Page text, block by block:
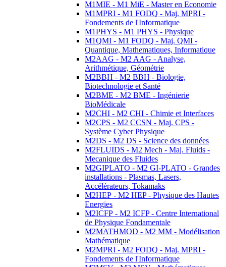
M1MIE - M1 MiE - Master en Economie
M1MPRI - M1 FODQ - Maj. MPRI -
Fondements de l'Informatique
M1PHYS - M1 PHYS - Physique
M1QMI - M1 FODQ - Maj. QMI -
Quantique, Mathematiques, Informatique
M2AAG - M2 AAG - Analyse,
Arithmétique, Géométrie
M2BBH - M2 BBH - Biologie,
Biotechnologie et Santé
M2BME - M2 BME - Ingénierie
BioMédicale
M2CHI - M2 CHI - Chimie et Interfaces
M2CPS - M2 CCSN - Maj. CPS -
Système Cyber Physique
M2DS - M2 DS - Science des données
M2FLUIDS - M2 Mech - Maj. Fluids -
Mecanique des Fluides
M2GIPLATO - M2 GI-PLATO - Grandes
installations - Plasmas, Lasers,
Accélérateurs, Tokamaks
M2HEP - M2 HEP - Physique des Hautes
Energies
M2ICFP - M2 ICFP - Centre International
de Physique Fondamentale
M2MATHMOD - M2 MM - Modélisation
Mathématique
M2MPRI - M2 FODQ - Maj. MPRI -
Fondements de l'Informatique